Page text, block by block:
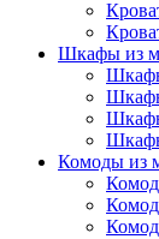
Шкафы из
Комоды из